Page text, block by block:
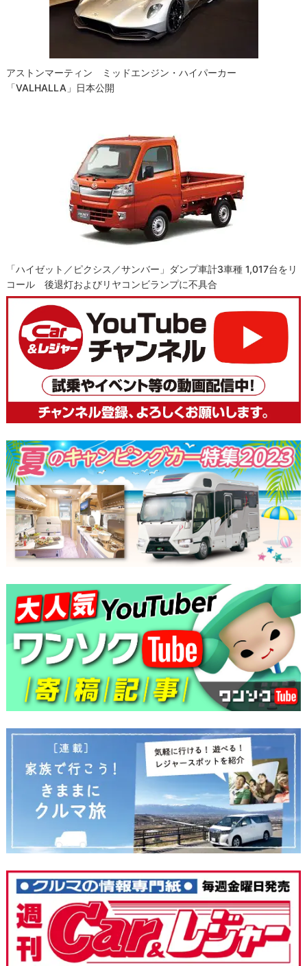
アストンマーティン ミッドエンジン・ハイパーカー
「VALHALLA」日本公開
「ハイゼット／ピクシス／サンバー」ダンプ車計3車種 1,017台をリ
コール 後退灯およびリヤコンビランプに不具合